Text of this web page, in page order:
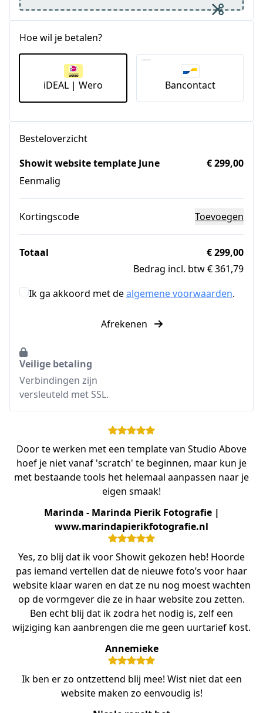
Hoe wil je betalen?
iDEAL | Wero Bancontact
Besteloverzicht
Showit website template June
Eenmalig
€ 299,00
Kortingscode Toevoegen
Totaal
€ 299,00
Bedrag incl. btw € 361,79
Ik ga akkoord met dealgemene voorwaarden.
Afrekenen
Veilige betaling
Verbindingen zijn
versleuteld met SSL.
Door te werken met een template van Studio Above
hoef je niet vanaf 'scratch' te beginnen, maar kun je
met bestaande tools het helemaal aanpassen naar je
eigen smaak!
Marinda - Marinda Pierik Fotografie |
www.marindapierikfotografie.nl
Yes, zo blij dat ik voor Showit gekozen heb! Hoorde
pas iemand vertellen dat de nieuwe foto’s voor haar
website klaar waren en dat ze nu nog moest wachten
op de vormgever die ze in haar website zou zetten.
Ben echt blij dat ik zodra het nodig is, zelf een
wijziging kan aanbrengen die me geen uurtarief kost.
Annemieke
Ik ben er zo ontzettend blij mee! Wist niet dat een
website maken zo eenvoudig is!